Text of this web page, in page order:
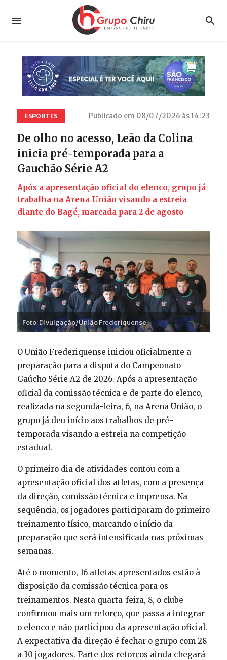
ESPORTES Publicado em 08/07/2026 às 14:23
De olho no acesso, Leão da Colina
inicia pré-temporada para a
Gauchão Série A2
Após a apresentação oficial do elenco, grupo já
trabalha na Arena União visando a estreia
diante do Bagé, marcada para 2 de agosto
Foto: Divulgação/União Frederiquense
O União Frederiquense iniciou oficialmente a
preparação para a disputa do Campeonato
Gaúcho Série A2 de 2026. Após a apresentação
oficial da comissão técnica e de parte do elenco,
realizada na segunda-feira, 6, na Arena União, o
grupo já deu início aos trabalhos de pré-
temporada visando a estreia na competição
estadual.
O primeiro dia de atividades contou com a
apresentação oficial dos atletas, com a presença
da direção, comissão técnica e imprensa. Na
sequência, os jogadores participaram do primeiro
treinamento físico, marcando o início da
preparação que será intensificada nas próximas
semanas.
Até o momento, 16 atletas apresentados estão à
disposição da comissão técnica para os
treinamentos. Nesta quarta-feira, 8, o clube
confirmou mais um reforço, que passa a integrar
o elenco e não participou da apresentação oficial.
A expectativa da direção é fechar o grupo com 28
a 30 jogadores. Parte dos reforços ainda chegará